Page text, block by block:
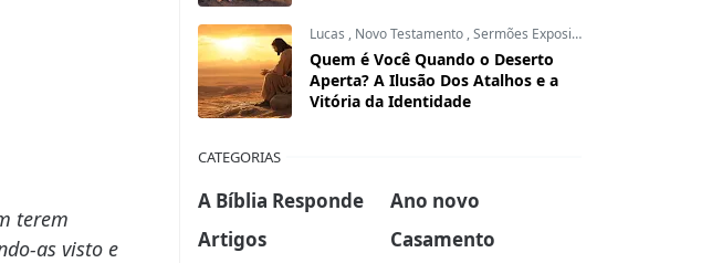
terem
as visto e
Lucas , Novo Testamento ,Sermões Expositivos
Quem é Você Quando o Deserto
Aperta? A Ilusão Dos Atalhos e a
Vitória da Identidade
CATEGORIAS
A Bíblia Responde
Ano novo
Artigos
Casamento